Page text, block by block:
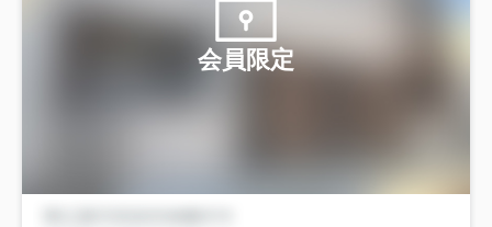
会員限定